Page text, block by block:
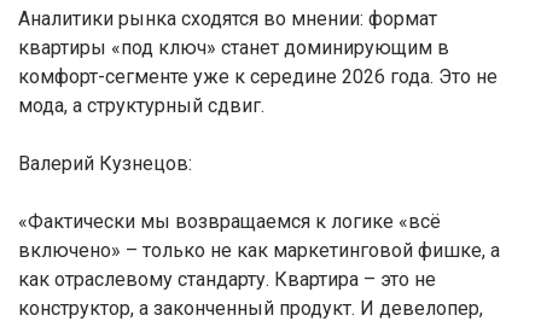
Аналитики рынка сходятся во мнении: формат
квартиры «под ключ» станет доминирующим в
комфорт-сегменте уже к середине 2026 года. Это не
мода, а структурный сдвиг.
Валерий Кузнецов:
«Фактически мы возвращаемся к логике «всё
включено» – только не как маркетинговой фишке, а
как отраслевому стандарту. Квартира – это не
конструктор, а законченный продукт. И девелопер,